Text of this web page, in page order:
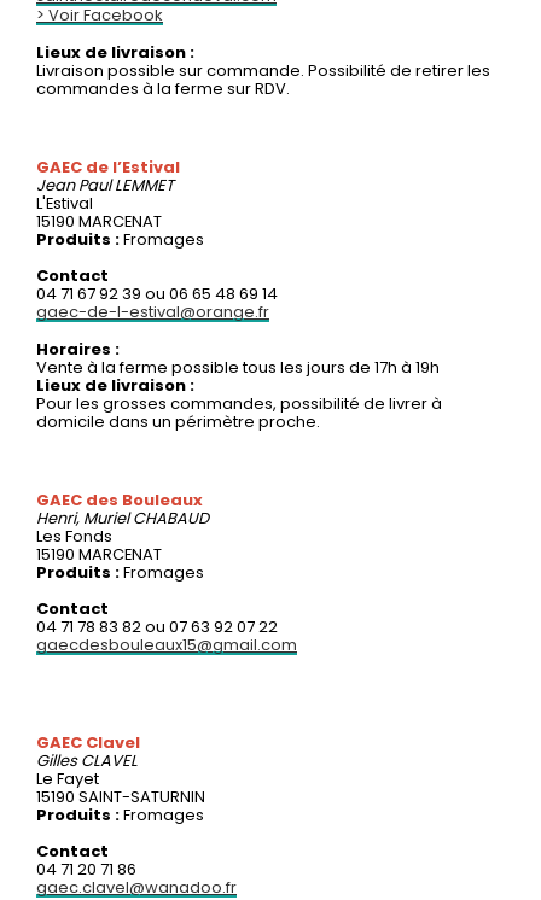
> Voir Facebook
Lieux de livraison :
Livraison possible sur commande. Possibilité de retirer les
commandes à la ferme sur RDV.
GAEC de l’Estival
Jean PaulLEMMET
L'Estival
15190 MARCENAT
Produits :Fromages
Contact
04 71 67 92 39 ou 06 65 48 69 14
gaec-de-l-estival@orange.fr
Horaires :
Vente à la ferme possible tous les jours de 17h à 19h
Lieux de livraison :
Pour les grosses commandes, possibilité de livrer à
domicile dans un périmètre proche.
GAEC des Bouleaux
Henri, MurielCHABAUD
Les Fonds
15190 MARCENAT
Produits :Fromages
Contact
04 71 78 83 82 ou 07 63 92 07 22
gaecdesbouleaux15@gmail.com
GAEC Clavel
GillesCLAVEL
Le Fayet
15190 SAINT-SATURNIN
Produits :Fromages
Contact
04 71 20 71 86
gaec.clavel@wanadoo.fr